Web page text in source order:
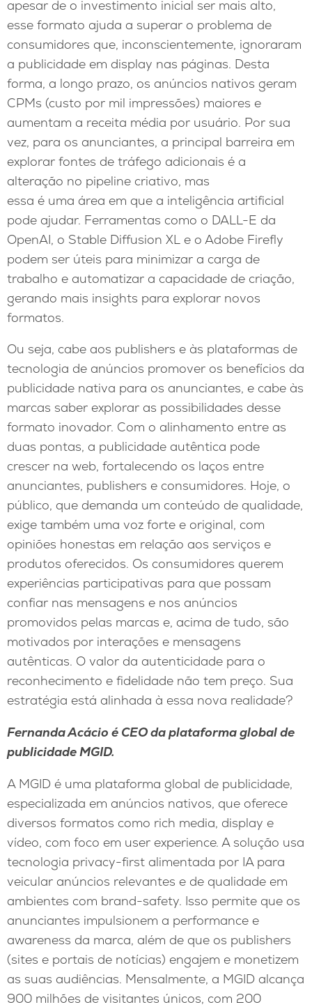
apesar de o investimento inicial ser mais alto,
esse formato ajuda a superar o problema de
consumidores que, inconscientemente, ignoraram
a publicidade em display nas páginas. Desta
forma, a longo prazo, os anúncios nativos geram
CPMs (custo por mil impressões) maiores e
aumentam a receita média por usuário. Por sua
vez, para os anunciantes, a principal barreira em
explorar fontes de tráfego adicionais é a
alteração no pipeline criativo, mas
essa é uma área em que a inteligência artificial
pode ajudar. Ferramentas como o DALL-E da
OpenAI, o Stable Diffusion XL e o Adobe Firefly
podem ser úteis para minimizar a carga de
trabalho e automatizar a capacidade de criação,
gerando mais insights para explorar novos
formatos.
Ou seja, cabe aos publishers e às plataformas de
tecnologia de anúncios promover os benefícios da
publicidade nativa para os anunciantes, e cabe às
marcas saber explorar as possibilidades desse
formato inovador. Com o alinhamento entre as
duas pontas, a publicidade autêntica pode
crescer na web, fortalecendo os laços entre
anunciantes, publishers e consumidores. Hoje, o
público, que demanda um conteúdo de qualidade,
exige também uma voz forte e original, com
opiniões honestas em relação aos serviços e
produtos oferecidos. Os consumidores querem
experiências participativas para que possam
confiar nas mensagens e nos anúncios
promovidos pelas marcas e, acima de tudo, são
motivados por interações e mensagens
autênticas. O valor da autenticidade para o
reconhecimento e fidelidade não tem preço. Sua
estratégia está alinhada à essa nova realidade?
Fernanda Acácio é CEO da plataforma global de
publicidade MGID.
A MGID é uma plataforma global de publicidade,
especializada em anúncios nativos, que oferece
diversos formatos como rich media, display e
vídeo, com foco em user experience. A solução usa
tecnologia privacy-first alimentada por IA para
veicular anúncios relevantes e de qualidade em
ambientes com brand-safety. Isso permite que os
anunciantes impulsionem a performance e
awareness da marca, além de que os publishers
(sites e portais de notícias) engajem e monetizem
as suas audiências. Mensalmente, a MGID alcança
900 milhões de visitantes únicos, com 200